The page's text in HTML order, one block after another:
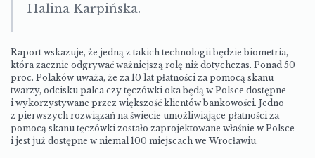
Halina Karpińska.
Raport wskazuje, że jedną z takich technologii będzie biometria,
która zacznie odgrywać ważniejszą rolę niż dotychczas. Ponad 50
proc. Polaków uważa, że za 10 lat płatności za pomocą skanu
twarzy, odcisku palca czy tęczówki oka będą w Polsce dostępne
i wykorzystywane przez większość klientów bankowości. Jedno
z pierwszych rozwiązań na świecie umożliwiające płatności za
pomocą skanu tęczówki zostało zaprojektowane właśnie w Polsce
i jest już dostępne w niemal 100 miejscach we Wrocławiu.